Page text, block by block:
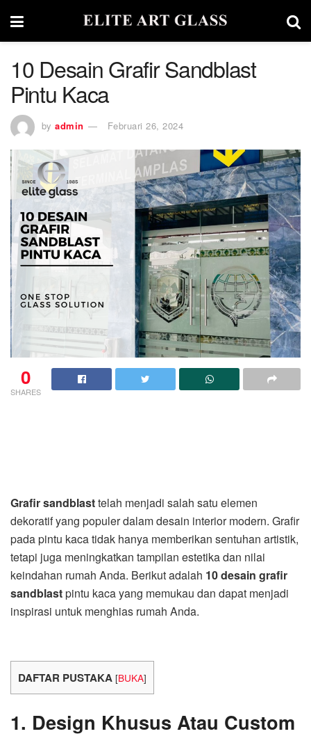
10 Desain Grafir Sandblast
Pintu Kaca
by admin Februari 26, 2024
0
SHARES
Grafir sandblasttelah menjadi salah satu elemen
dekoratif yang populer dalam desain interior modern. Grafir
pada pintu kaca tidak hanya memberikan sentuhan artistik,
tetapi juga meningkatkan tampilan estetika dan nilai
keindahan rumah Anda. Berikut adalah 10 desain grafir
sandblastpintu kaca yang memukau dan dapat menjadi
inspirasi untuk menghias rumah Anda.
DAFTAR PUSTAKA [BUKA]
1. Design Khusus Atau Custom